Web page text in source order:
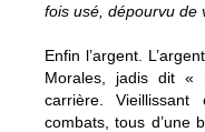
fois usé, dépourvu de
Enfin l’argent.
Morales, jadis dit «
carrière.
combats, tous d’une